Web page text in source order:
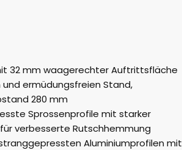
32 mm waagerechter Auftrittsfläche
und ermüdungsfreien Stand,
280 mm
Sprossenprofile mit starker
verbesserte Rutschhemmung
Aluminiumprofilen mit